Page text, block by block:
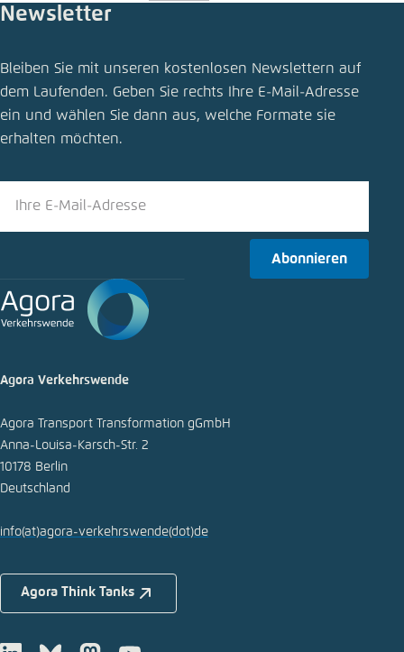
Newsletter
Bleiben Sie mit unseren kostenlosen Newslettern auf
dem Laufenden. Geben Sie rechts Ihre E-Mail-Adresse
ein und wählen Sie dann aus, welche Formate sie
erhalten möchten.
Abonnieren
Agora Verkehrswende
Agora Transport Transformation gGmbH
Anna-Louisa-Karsch-Str. 2
10178 Berlin
Deutschland
info(at)agora-verkehrswende(dot)de
Agora Think Tanks